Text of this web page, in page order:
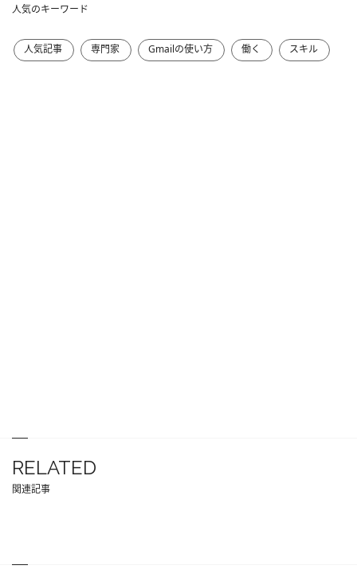
人気のキーワード
人気記事 専門家 Gmailの使い方 働く スキル
RELATED
関連記事